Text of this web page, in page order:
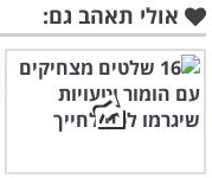
אולי תאהב גם: